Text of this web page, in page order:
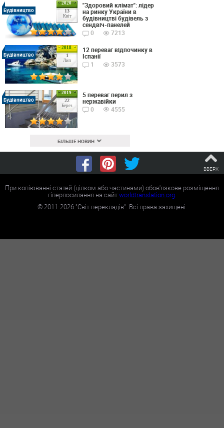
2020
13
Квіт
Будівництво
"Здоровий клімат": лідер
на ринку України в
будівництві будівель з
сендвіч-панелей
0
7213
2018
1
Лип
Будівництво
12 переваг відпочинку в
Іспанії
1
3573
2019
22
Берез
Будівництво
5 переваг перил з
нержавійки
0
4555
БІЛЬШЕ НОВИН
ВВЕРХ
При копіюванні статей (цілком або частинами) обов'язкове розміщення
гіперпосилання на сайтworldtranslation.org.
©2011-2026"Світ перекладів". Всі права захищені.